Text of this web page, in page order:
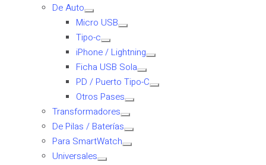
De Auto
Micro USB
Tipo-c
iPhone / Lightning
Ficha USB Sola
PD / Puerto Tipo-C
Otros Pases
Transformadores
De Pilas / Baterías
Para SmartWatch
Universales